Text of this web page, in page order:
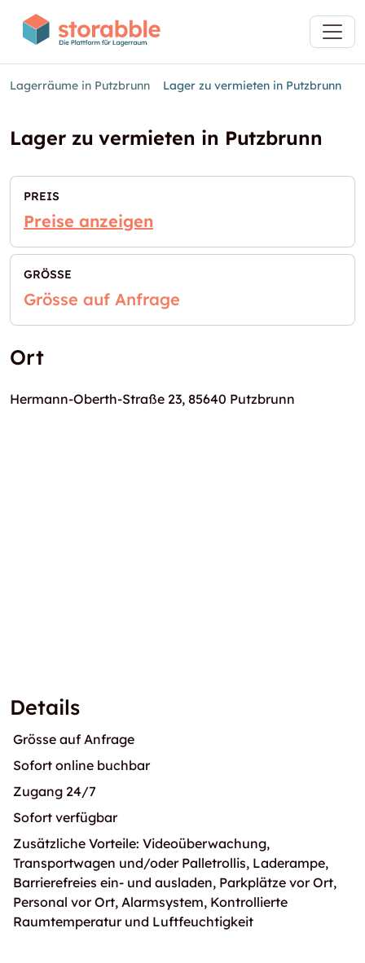
Lagerräume in Putzbrunn Lager zu vermieten in Putzbrunn
Lager zu vermieten in Putzbrunn
PREIS
Preise anzeigen
GRÖSSE
Grösse auf Anfrage
Ort
Hermann-Oberth-Straße 23, 85640 Putzbrunn
Details
Grösse auf Anfrage
Sofort online buchbar
Zugang 24/7
Sofort verfügbar
Zusätzliche Vorteile: Videoüberwachung,
Transportwagen und/oder Palletrollis, Laderampe,
Barrierefreies ein- und ausladen, Parkplätze vor Ort,
Personal vor Ort, Alarmsystem, Kontrollierte
Raumtemperatur und Luftfeuchtigkeit